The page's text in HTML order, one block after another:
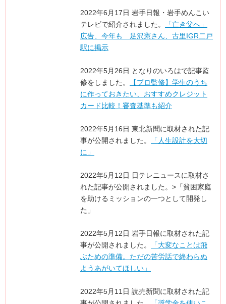
2022年6月17日 岩手日報・岩手めんこい
テレビで紹介されました。
「亡き父へ」
広告、今年も 足沢憲さん、古里IGR二戸
駅に掲示
2022年5月26日 となりのいろはで記事監
修をしました。
【プロ監修】学生のうち
に作っておきたい、おすすめクレジット
カード比較！審査基準も紹介
2022年5月16日 東北新聞に取材された記
事が公開されました。
「人生設計を大切
に」
2022年5月12日 日テレニュースに取材さ
れた記事が公開されました。>「貧困家庭
を助けるミッションの一つとして開発し
た」
2022年5月12日 岩手日報に取材された記
事が公開されました。
「大変なことは飛
ぶための準備。ただの苦労話で終わらぬ
ようあがいてほしい」
2022年5月11日 読売新聞に取材された記